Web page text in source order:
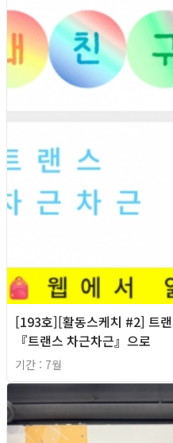
[193호][활동스케치 #2] 트
『트랜스 차근차근』으로
기간 : 7월